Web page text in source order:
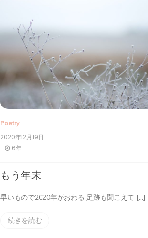
Poetry
2020年12月19日
6年
もう年末
早いもので2020年がおわる 足跡も聞こえて […]
続きを読む